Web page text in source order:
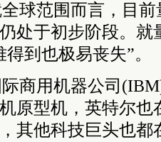
球范围而言，目
处于初步阶段。就
到也极易丧失”。
商用机器公司
原型机，英特尔也
其他科技巨头也都